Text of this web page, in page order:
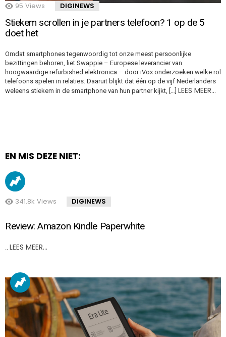
95 Views DIGINEWS
Stiekem scrollen in je partners telefoon? 1 op de 5
doet het
Omdat smartphones tegenwoordig tot onze meest persoonlijke
bezittingen behoren, liet Swappie – Europese leverancier van
hoogwaardige refurbished elektronica – door iVox onderzoeken welke rol
telefoons spelen in relaties. Daaruit blijkt dat één op de vijf Nederlanders
weleens stiekem in de smartphone van hun partner kijkt, […] LEES MEER…
EN MIS DEZE NIET:
341.8k Views DIGINEWS
Review: Amazon Kindle Paperwhite
LEES MEER…